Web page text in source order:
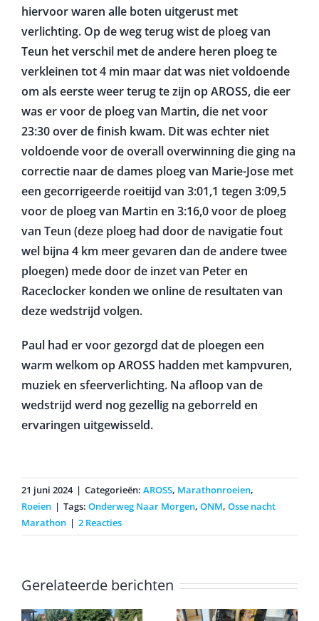
hiervoor waren alle boten uitgerust met
verlichting. Op de weg terug wist de ploeg van
Teun het verschil met de andere heren ploeg te
verkleinen tot 4 min maar dat was niet voldoende
om als eerste weer terug te zijn op AROSS, die eer
was er voor de ploeg van Martin, die net voor
23:30 over de finish kwam. Dit was echter niet
voldoende voor de overall overwinning die ging na
correctie naar de dames ploeg van Marie-Jose met
een gecorrigeerde roeitijd van 3:01,1 tegen 3:09,5
voor de ploeg van Martin en 3:16,0 voor de ploeg
van Teun (deze ploeg had door de navigatie fout
wel bijna 4 km meer gevaren dan de andere twee
ploegen) mede door de inzet van Peter en
Raceclocker konden we online de resultaten van
deze wedstrijd volgen.
Paul had er voor gezorgd dat de ploegen een
warm welkom op AROSS hadden met kampvuren,
muziek en sfeerverlichting. Na afloop van de
wedstrijd werd nog gezellig na geborreld en
ervaringen uitgewisseld.
21 juni 2024 | Categorieën: AROSS, Marathonroeien,
Roeien | Tags: Onderweg Naar Morgen, ONM, Osse nacht
Marathon | 2 Reacties
Gerelateerde berichten